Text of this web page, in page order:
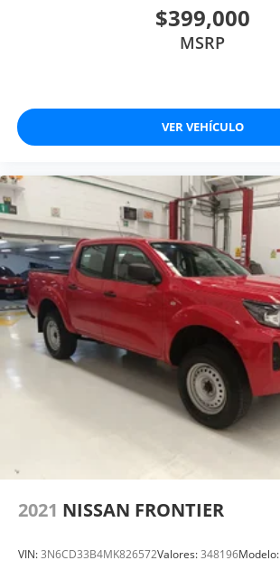
$399,000
MSRP
VER VEHÍCULO
2021 NISSAN FRONTIER
VIN:3N6CD33B4MK826572Valores:348196Modelo: